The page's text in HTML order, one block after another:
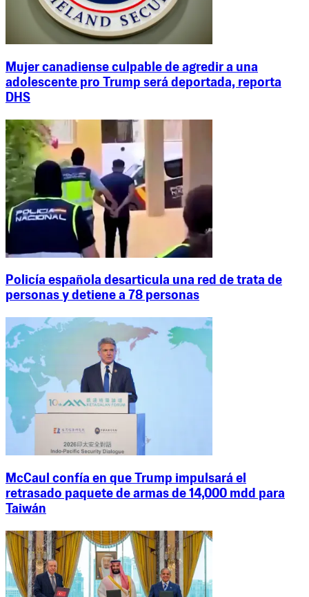
Mujer canadiense culpable de agredir a una
adolescente pro Trump será deportada, reporta
DHS
Policía española desarticula una red de trata de
personas y detiene a 78 personas
McCaul confía en que Trump impulsará el
retrasado paquete de armas de 14,000 mdd para
Taiwán